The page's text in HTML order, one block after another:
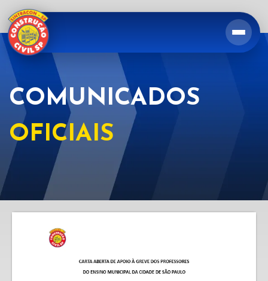
COMUNICADOS
OFICIAIS